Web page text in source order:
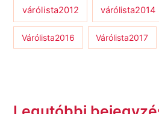
várólista2012 várólista2014
Várólista2016 Várólista2017